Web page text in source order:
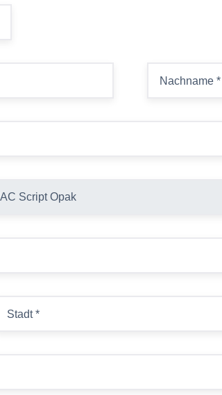
Nachname *
Stadt*